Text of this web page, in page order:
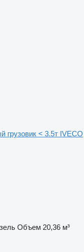
грузовик < 3.5т IVECO
Объем 20,36 м³